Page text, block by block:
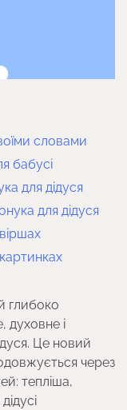
словами
бабусі
для дідуся
для дідуся
глибоко
духовне і
Це новий
через
тепліша,